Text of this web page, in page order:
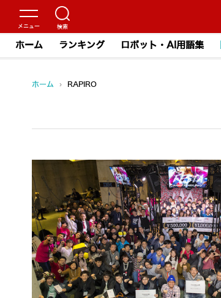
ホーム ランキング ロボット・AI用語集
ホーム › RAPIRO